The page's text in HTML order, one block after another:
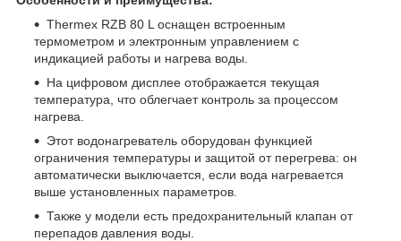
Thermex RZB 80 L оснащен встроенным
термометром и электронным управлением с
индикацией работы и нагрева воды.
На цифровом дисплее отображается текущая
температура, что облегчает контроль за процессом
нагрева.
Этот водонагреватель оборудован функцией
ограничения температуры и защитой от перегрева: он
автоматически выключается, если вода нагревается
выше установленных параметров.
Также у модели есть предохранительный клапан от
перепадов давления воды.